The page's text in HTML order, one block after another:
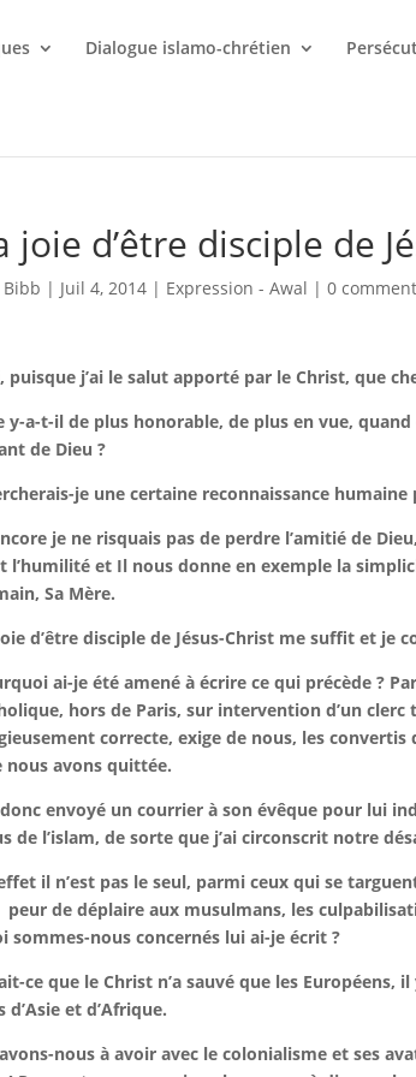
Dialogue islamo-chrétien
joie d’être disciple de
Bibb | Juil 4, 2014| Expression - Awal | 0
puisque j’ai le salut apporté par le Christ, que
y-a-t-il de plus honorable, de plus en vue,
de Dieu ?
je une certaine reconnaissance
je ne risquais pas de perdre l’amitié de
l’humilité et Il nous donne en exemple la
Sa Mère.
d’être disciple de Jésus-Christ me suffit et je
ai-je été amené à écrire ce qui précède ?
hors de Paris, sur intervention d’un
correcte, exige de nous, les
nous avons quittée.
donc envoyé un courrier à son évêque pour lui
de l’islam, de sorte que j’ai circonscrit notre
il n’est pas le seul, parmi ceux qui se
peur de déplaire aux musulmans, les
sommes-nous concernés lui ai-je écrit ?
ce que le Christ n’a sauvé que les Européens,
d’Asie et d’Afrique.
nous à avoir avec le colonialisme et ses